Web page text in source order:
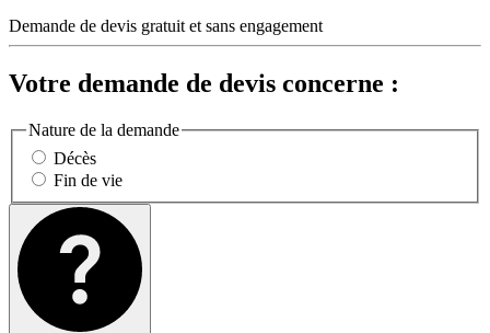
Demande de devis gratuit et sans engagement
Votre demande de devis concerne :
Nature de la demande
Décès
Fin de vie